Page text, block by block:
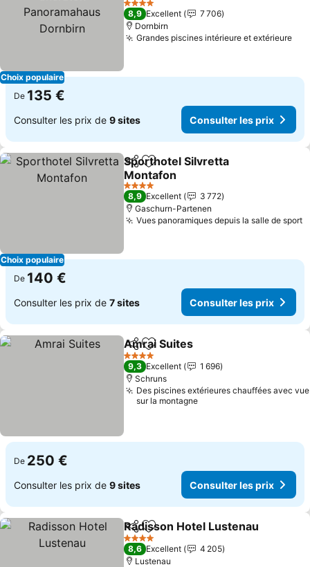
Choix populaire
4 Étoiles
8,9 Excellent
7 706
Dornbirn
Grandes piscines intérieure et extérieure
De 135 €
Consulter les prix de 9 sites Consulter les prix
Choix populaire
PartagerAjouter à mes favoris
Sporthotel Silvretta
Montafon
4 Étoiles
8,9 Excellent
3 772
Gaschurn-Partenen
Vues panoramiques depuis la salle de sport
De 140 €
Consulter les prix de 7 sites Consulter les prix
PartagerAjouter à mes favoris
Amrai Suites
4 Étoiles
9,3 Excellent
1 696
Schruns
Des piscines extérieures chauffées avec vue
sur la montagne
De 250 €
Consulter les prix de 9 sites Consulter les prix
PartagerAjouter à mes favoris
Radisson Hotel Lustenau
4 Étoiles
8,6 Excellent
4 205
Lustenau